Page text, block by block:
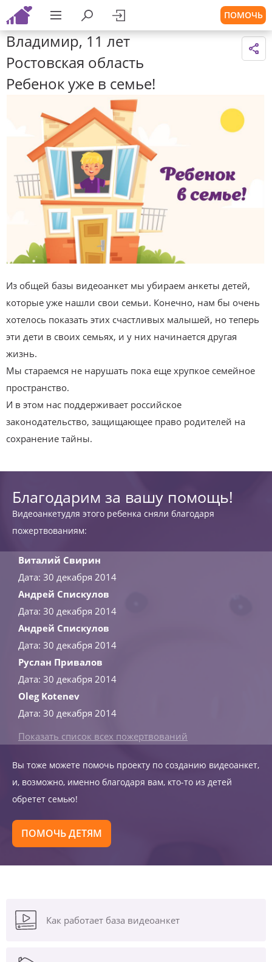
ПОМОЧЬ
Владимир, 11 лет
Ростовская область
Ребенок уже в семье!
Из общей базы видеоанкет мы убираем анкеты детей,
которые уже нашли свои семьи. Конечно, нам бы очень
хотелось показать этих счастливых малышей, но теперь
эти дети в своих семьях, и у них начинается другая
жизнь.
Мы стараемся не нарушать пока еще хрупкое семейное
пространство.
И в этом нас поддерживает российское
законодательство, защищающее право родителей на
сохранение тайны.
Благодарим за вашу помощь!
Видеоанкетудля этого ребенка сняли благодаря
пожертвованиям:
Виталий Свирин
Дата: 30 декабря 2014
Андрей Спискулов
Дата: 30 декабря 2014
Андрей Спискулов
Дата: 30 декабря 2014
Руслан Привалов
Дата: 30 декабря 2014
Oleg Kotenev
Дата: 30 декабря 2014
Показать список всех пожертвований
Вы тоже можете помочь проекту по созданию видеоанкет,
и, возможно, именно благодаря вам, кто-то из детей
обретет семью!
ПОМОЧЬ ДЕТЯМ
Как работает база видеоанкет